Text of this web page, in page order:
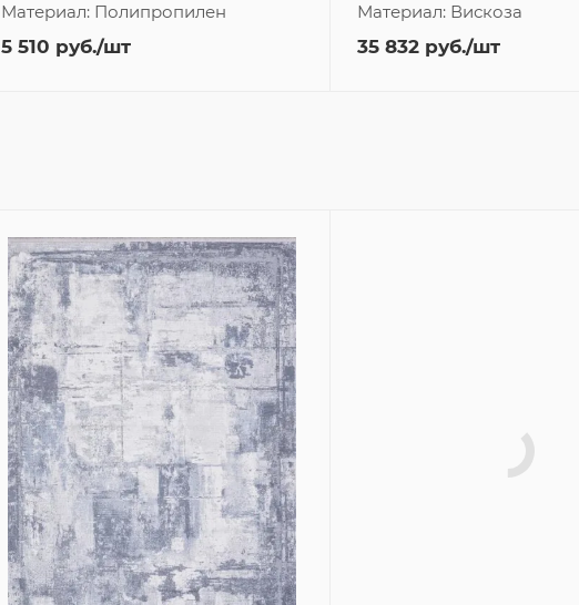
Материал: Полипропилен
5 510 руб./шт
Материал: Вискоза
35 832 руб./шт